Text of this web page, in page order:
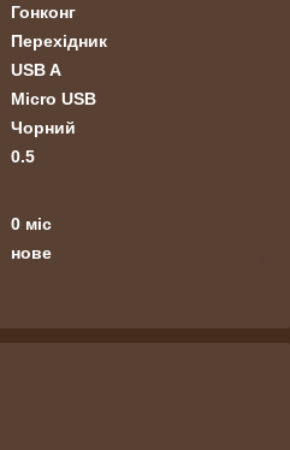
Гонконг
Перехідник
USB A
Micro USB
Чорний
0.5
0 міс
нове